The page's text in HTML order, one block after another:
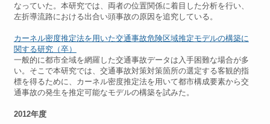
なっていた。本研究では、両者の位置関係に着目した分析を行い、
左折導流路における出合い頭事故の原因を追究している。
カーネル密度推定法を用いた交通事故危険区域推定モデルの構築に
関する研究（卒）
一般的に都市全域を網羅した交通事故データは入手困難な場合が多
い。そこで本研究では、交通事故対策対策箇所の選定する客観的指
標を得るために、カーネル密度推定法を用いて都市構成要素から交
通事故の発生を推定可能なモデルの構築を試みた。
2012年度